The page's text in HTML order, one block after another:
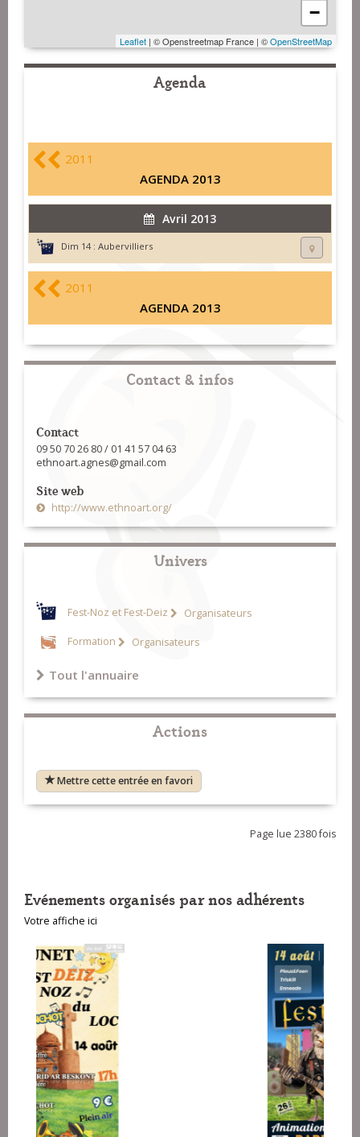
−
Leaflet | © Openstreetmap France | ©OpenStreetMap
Agenda
2011
AGENDA 2013
Avril 2013
Dim 14 : Aubervilliers
2011
AGENDA 2013
Contact & infos
Contact
09 50 70 26 80 / 01 41 57 04 63
ethnoart.agnes@gmail.com
Site web
http://www.ethnoart.org/
Univers
Fest-Noz et Fest-Deiz Organisateurs
Formation Organisateurs
Tout l'annuaire
Actions
Mettre cette entrée en favori
Page lue 2380 fois
Evénements organisés par nos adhérents
Votre affiche ici